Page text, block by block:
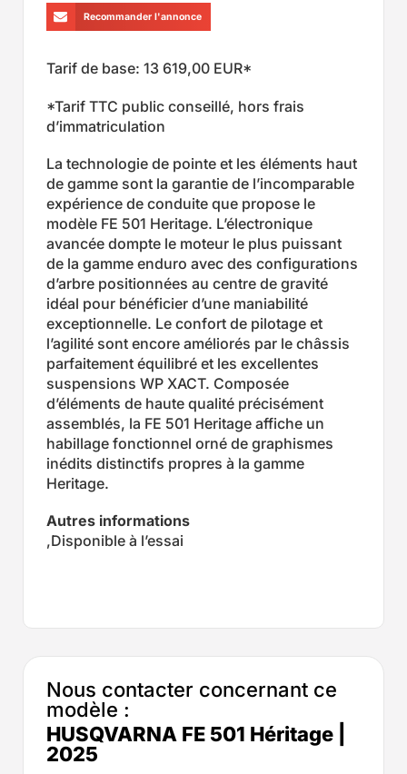
Recommander l'annonce
Tarif de base: 13 619,00 EUR*
*Tarif TTC public conseillé, hors frais
d’immatriculation
La technologie de pointe et les éléments haut
de gamme sont la garantie de l’incomparable
expérience de conduite que propose le
modèle FE 501 Heritage. L’électronique
avancée dompte le moteur le plus puissant
de la gamme enduro avec des configurations
d’arbre positionnées au centre de gravité
idéal pour bénéficier d’une maniabilité
exceptionnelle. Le confort de pilotage et
l’agilité sont encore améliorés par le châssis
parfaitement équilibré et les excellentes
suspensions WP XACT. Composée
d’éléments de haute qualité précisément
assemblés, la FE 501 Heritage affiche un
habillage fonctionnel orné de graphismes
inédits distinctifs propres à la gamme
Heritage.
Autres informations
,Disponible à l’essai
Nous contacter concernant ce
modèle :
HUSQVARNA FE 501 Héritage |
2025